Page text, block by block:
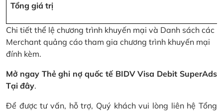
Tổng giá trị
Chi tiết thể lệ chương trình khuyến mại và Danh sách các
Merchant quảng cáo tham gia chương trình khuyến mại
đính kèm.
Mở ngay Thẻ ghi nợ quốc tế BIDV Visa Debit SuperAds
Tại đây.
Để được tư vấn, hỗ trợ, Quý khách vui lòng liên hệ Tổng